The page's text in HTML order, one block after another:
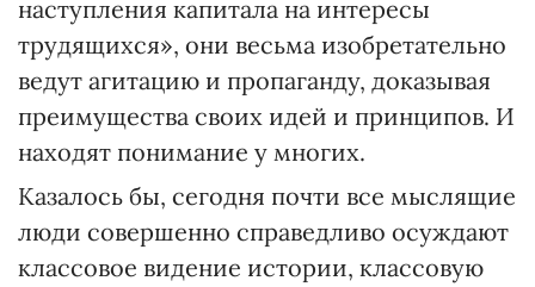
наступления капитала на интересы
трудящихся», они весьма изобретательно
ведут агитацию и пропаганду, доказывая
преимущества своих идей и принципов. И
находят понимание у многих.
Казалось бы, сегодня почти все мыслящие
люди совершенно справедливо осуждают
классовое видение истории, классовую